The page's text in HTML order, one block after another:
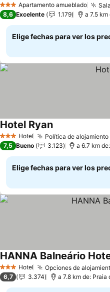
3 EstrellasApartamento amueblado
8,6 Excelente 1.179 a 7.5 km
Elige fechas para ver los
3 Estrellas
Hotel Política de
Hotel Ryan
7,5 Bueno 3.123 a 6.7 km
Elige fechas para ver los
3 Estrellas
Hotel Opciones de
HANNA Balneário
6,7 3.374 a 7.8 km de: Praia